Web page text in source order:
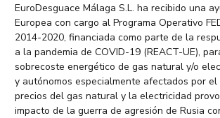
EuroDesguace Málaga S.L. ha recibido una
Europea con cargo al Programa Operativo
2014-2020, financiada como parte de la
a la pandemia de COVID-19 (REACT-UE),
sobrecoste energético de gas natural y/o
y autónomos especialmente afectados por
precios del gas natural y la electricidad
impacto de la guerra de agresión de Rusia